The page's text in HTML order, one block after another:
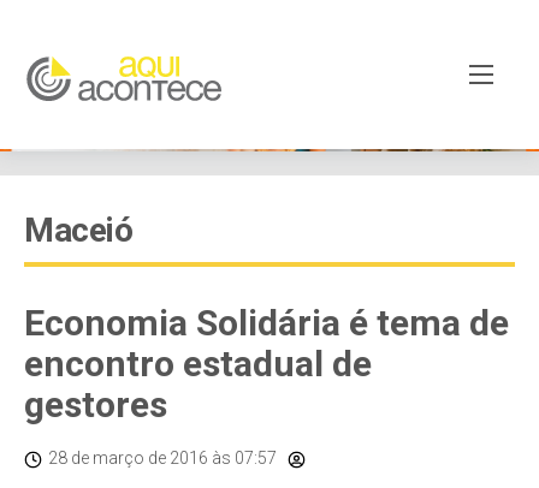
Maceió
Economia Solidária é tema de
encontro estadual de
gestores
28 de março de 2016 às 07:57